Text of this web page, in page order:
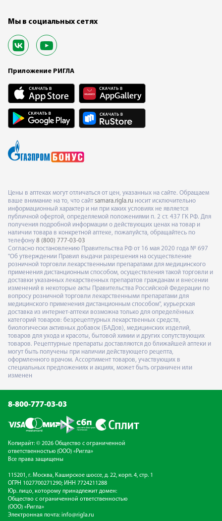
Мы в социальных сетях
Приложение РИГЛА
Цены в аптеках могут отличаться от цен, указанных на сайте. Обращаем
ваше внимание на то, что сайт samara.rigla.ru носит исключительно
информационный характер и ни при каких условиях не является
публичной офертой, определяемой положениями п. 2 ст. 437 ГК РФ. Для
получения подробной информации о действующих ценах на товар и
наличии товара в конкретной аптеке, пожалуйста, обращайтесь по
телефону 8 (800) 777-03-03
Согласно постановлению Правительства РФ от 16 мая 2020 года № 697
"Об утверждении Правил выдачи разрешения на осуществление
розничной торговли лекарственными препаратами для медицинского
применения дистанционным способом, осуществления такой торговли и
доставки указанных лекарственных препаратов гражданам и внесении
изменений в некоторые акты Правительства Российской Федерации по
вопросу розничной торговли лекарственными препаратами для
медицинского применения дистанционным способом", курьерская
доставка из интернет-аптеки возможна только для определённых
категорий товаров: безрецептурных лекарственных средств,
биологически активных добавок (БАДов), медицинских изделий,
товаров для ухода и красоты, бытовой химии и других сопутствующих
товаров. Рецептурные препараты доставляются до ближайшей аптеки и
могут быть получены при наличии действующего рецепта,
оформленного врачом. Ассортимент товаров, участвующих в
специальных предложениях и акциях, может быть ограничен или
изменен
8-800-777-03-03
Копирайт: © 2026 Общество с ограниченной
ответственностью (ООО) «Ригла»
Все права защищены
115201, г. Москва, Каширское шоссе, д. 22, корп. 4, стр. 1
ОГРН 1027700271290; ИНН 7724211288
Юр. лицо, которому принадлежит домен:
Общество с ограниченной ответственностью
(ООО) «Ригла»
Электронная почта: info@rigla.ru